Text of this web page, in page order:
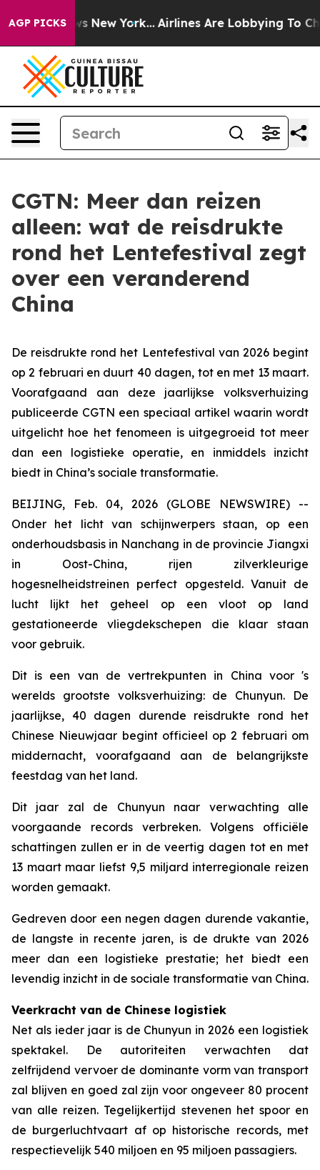
AGP PICKS
News New York... Airlines Are Lobbying To Change
CGTN: Meer dan reizen
alleen: wat de reisdrukte
rond het Lentefestival zegt
over een veranderend
China
De reisdrukte rond het Lentefestival van 2026 begint
op 2 februari en duurt 40 dagen, tot en met 13 maart.
Voorafgaand aan deze jaarlijkse volksverhuizing
publiceerde CGTN een speciaal artikel waarin wordt
uitgelicht hoe het fenomeen is uitgegroeid tot meer
dan een logistieke operatie, en inmiddels inzicht
biedt in China’s sociale transformatie.
BEIJING, Feb. 04, 2026 (GLOBE NEWSWIRE) --
Onder het licht van schijnwerpers staan, op een
onderhoudsbasis in Nanchang in de provincie Jiangxi
in Oost-China, ​​rijen zilverkleurige
hogesnelheidstreinen perfect opgesteld. Vanuit de
lucht lijkt het geheel op een vloot op land
gestationeerde vliegdekschepen die klaar staan
voor gebruik.
Dit is een van de vertrekpunten in China voor 's
werelds grootste volksverhuizing: de Chunyun. De
jaarlijkse, 40 dagen durende reisdrukte rond het
Chinese Nieuwjaar begint officieel op 2 februari om
middernacht, voorafgaand aan de belangrijkste
feestdag van het land.
Dit jaar zal de Chunyun naar verwachting alle
voorgaande records verbreken. Volgens officiële
schattingen zullen er in de veertig dagen tot en met
13 maart maar liefst 9,5 miljard interregionale reizen
worden gemaakt.
Gedreven door een negen dagen durende vakantie,
de langste in recente jaren, is de drukte van 2026
meer dan een logistieke prestatie; het biedt een
levendig inzicht in de sociale transformatie van China.
Veerkracht van de Chinese logistiek
Net als ieder jaar is de Chunyun in 2026 een logistiek
spektakel. De autoriteiten verwachten dat
zelfrijdend vervoer de dominante vorm van transport
zal blijven en goed zal zijn voor ongeveer 80 procent
van alle reizen. Tegelijkertijd stevenen het spoor en
de burgerluchtvaart af op historische records, met
respectievelijk 540 miljoen en 95 miljoen passagiers.